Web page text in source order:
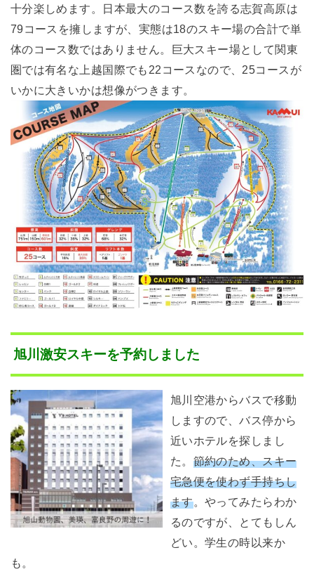
十分楽しめます。日本最大のコース数を誇る志賀高原は
79コースを擁しますが、実態は18のスキー場の合計で単
体のコース数ではありません。巨大スキー場として関東
圏では有名な上越国際でも22コースなので、25コースが
いかに大きいかは想像がつきます。
旭川激安スキーを予約しました
旭川空港からバスで移動
しますので、バス停から
近いホテルを探しまし
た。 節約のため、スキー
宅急便を使わず手持ちし
ます。やってみたらわか
るのですが、とてもしん
どい。学生の時以来か
も。